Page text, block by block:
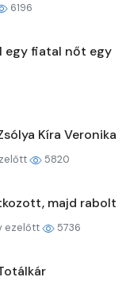
6196
egy fiatal nőt egy
Kíra Veronika
5820
majd rabolt
ezelőtt 5736